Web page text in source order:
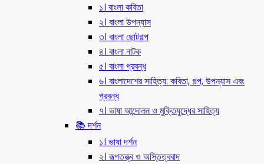
১। বাংলা কবিতা
২। বাংলা উপন্যাস
৩। বাংলা ছোটগল্প
৪। বাংলা নাটক
৫। বাংলা প্রবন্ধ
৬। বাংলাদেশের সাহিত্য: কবিতা, গল্প, উপন্যাস এবং
প্রবন্ধ
৭। ভাষা আন্দোলন ও মুক্তিযুদ্ধের সাহিত্য
📚 দর্শন
১। ভাষা দর্শন
২। রূপতত্ত্ব ও অস্তিত্ববাদ